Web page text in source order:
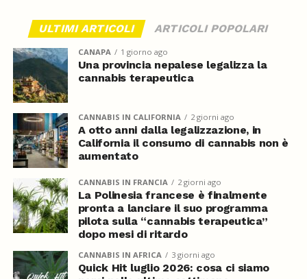
ULTIMI ARTICOLI ARTICOLI POPOLARI
CANAPA 1 giorno ago
Una provincia nepalese legalizza la
cannabis terapeutica
CANNABIS IN CALIFORNIA 2 giorni ago
A otto anni dalla legalizzazione, in
California il consumo di cannabis non è
aumentato
CANNABIS IN FRANCIA 2 giorni ago
La Polinesia francese è finalmente
pronta a lanciare il suo programma
pilota sulla “cannabis terapeutica”
dopo mesi di ritardo
CANNABIS IN AFRICA 3 giorni ago
Quick Hit luglio 2026: cosa ci siamo